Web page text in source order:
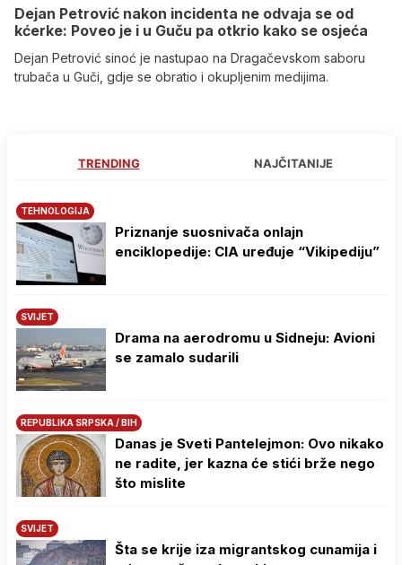
Dejan Petrović nakon incidenta ne odvaja se od
kćerke: Poveo je i u Guču pa otkrio kako se osjeća
Dejan Petrović sinoć je nastupao na Dragačevskom saboru
trubača u Guči, gdje se obratio i okupljenim medijima.
TRENDING NAJČITANIJE
TEHNOLOGIJA
Priznanje suosnivača onlajn
enciklopedije: CIA uređuje “Vikipediju”
SVIJET
Drama na aerodromu u Sidneju: Avioni
se zamalo sudarili
REPUBLIKA SRPSKA / BIH
Danas je Sveti Pantelejmon: Ovo nikako
ne radite, jer kazna će stići brže nego
što mislite
SVIJET
Šta se krije iza migrantskog cunamija i